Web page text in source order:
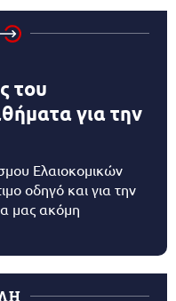
του
για την
Ελαιοκομικών
οδηγό και για την
μας ακόμη